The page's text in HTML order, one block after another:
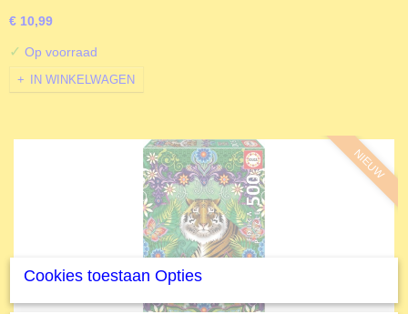
€ 10,99
✓ Op voorraad
IN WINKELWAGEN
NIEUW
Cookies toestaan Opties